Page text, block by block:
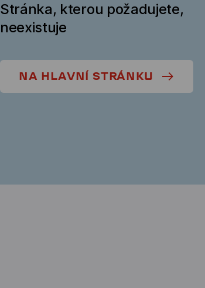
Stránka, kterou požadujete,
neexistuje
NA HLAVNÍ STRÁNKU